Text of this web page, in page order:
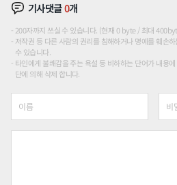
기사댓글0개
200자까지 쓰실 수 있습니다. (현재 0 byte / 최대
저작권 등 다른 사람의 권리를 침해하거나 명예를 훼손
수 있습니다.
타인에게 불쾌감을 주는 욕설 등 비하하는 단어가 내용
단에 의해 삭제 합니다.